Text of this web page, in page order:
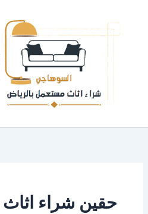
المحتوى
حقين شراء